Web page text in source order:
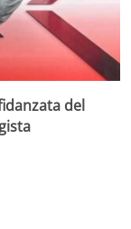
del